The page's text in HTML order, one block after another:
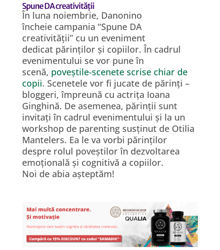
Spune DA creativității
În luna noiembrie, Danonino
încheie campania “Spune DA
creativității” cu un eveniment
dedicat părinților și copiilor. În cadrul
evenimentului se vor pune în
scenă, poveștile-scenete scrise chiar de
copii. Scenetele vor fi jucate de părinți –
bloggeri, împreună cu actrița Ioana
Ginghină. De asemenea, părinții sunt
invitați în cadrul evenimentului și la un
workshop de parenting susținut de Otilia
Mantelers. Ea le va vorbi părinților
despre rolul poveștilor în dezvoltarea
emoțională și cognitivă a copiilor.
Noi de abia așteptăm!